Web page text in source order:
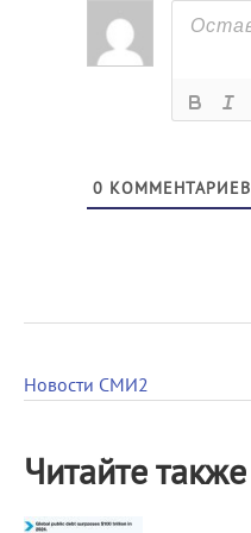
0 КОММЕНТАРИЕВ
Новости СМИ2
Читайте также